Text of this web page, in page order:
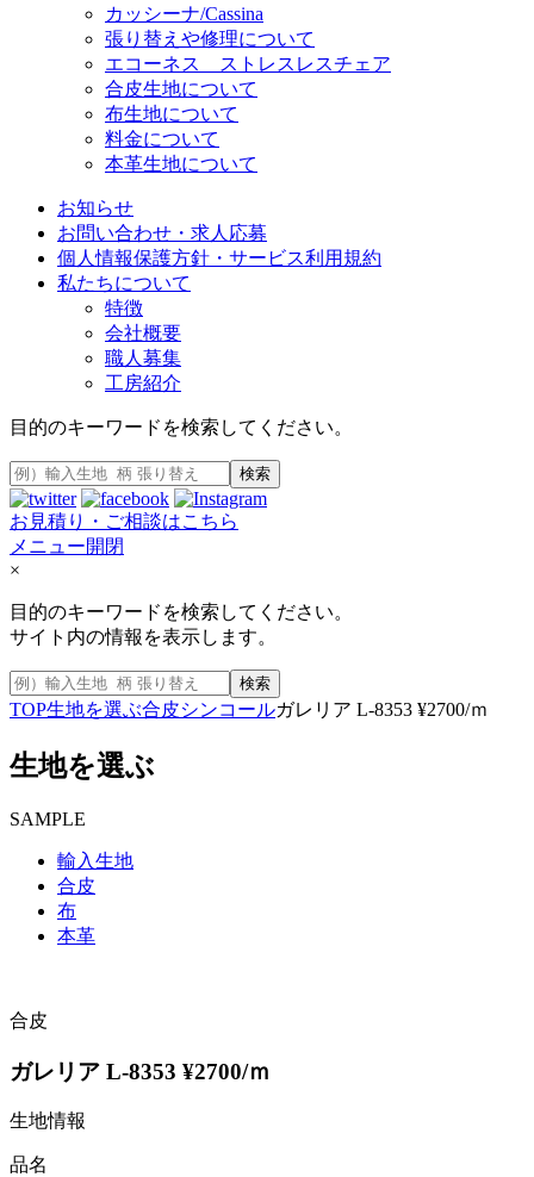
カッシーナ/Cassina
張り替えや修理について
エコーネス ストレスレスチェア
合皮生地について
布生地について
料金について
本革生地について
お知らせ
お問い合わせ・求人応募
個人情報保護方針・サービス利用規約
私たちについて
特徴
会社概要
職人募集
工房紹介
目的のキーワードを検索してください。
検索
お見積り・ご相談はこちら
メニュー開閉
×
目的のキーワードを検索してください。
サイト内の情報を表示します。
検索
TOP生地を選ぶ合皮シンコールガレリア L-8353 ¥2700/ｍ
生地を選ぶ
SAMPLE
輸入生地
合皮
布
本革
合皮
ガレリア L-8353 ¥2700/ｍ
生地情報
品名